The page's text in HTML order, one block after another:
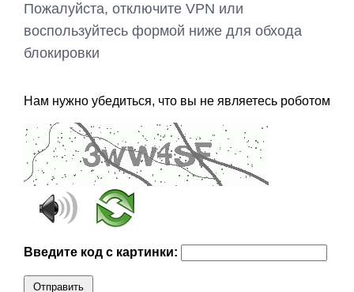
Пожалуйста, отключите VPN или
воспользуйтесь формой ниже для обхода
блокировки
Нам нужно убедиться, что вы не являетесь роботом
Введите код с картинки:
Отправить